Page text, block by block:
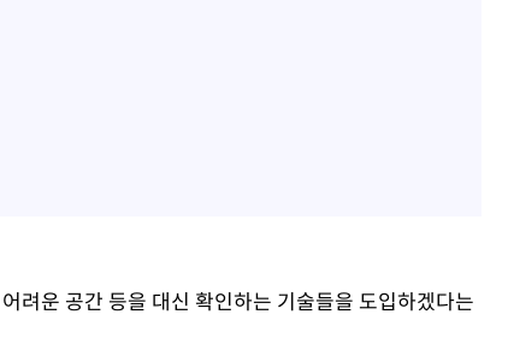
려운 공간 등을 대신 확인하는 기술들을 도입하겠다는